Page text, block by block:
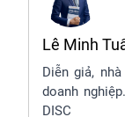
Lê Minh
Diễn giả,
doanh
DISC